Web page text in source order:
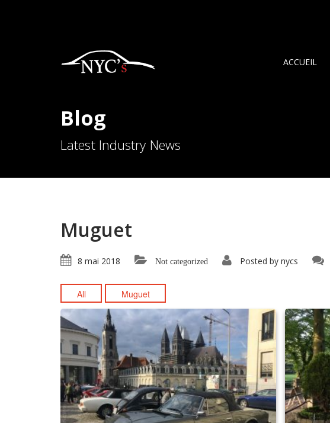
ACCUEIL
Blog
Latest Industry News
Muguet
8 mai 2018 Not categorized Posted by nycs
All Muguet